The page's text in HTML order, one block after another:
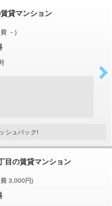
貸マンション
－)
シュバック!
目の賃貸マンション
費 3,000円)